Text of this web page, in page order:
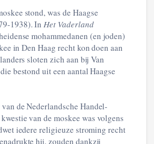
stond, was de Haagse
1938). InHet Vaderland
mohammedanen (en joden)
in Den Haag recht kon doen aan
sloten zich aan bij Van
bestond uit een aantal Haagse
de Nederlandsche Handel-
van de moskee was volgens
iedere religieuze stroming recht
hij, zouden dankzij